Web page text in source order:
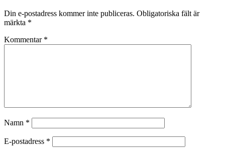
Din e-postadress kommer inte publiceras. Obligatoriska fält är
märkta *
Kommentar *
Namn *
E-postadress *